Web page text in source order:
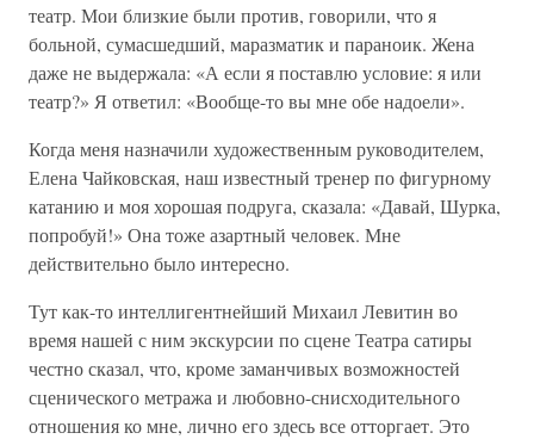
театр. Мои близкие были против, говорили, что я
больной, сумасшедший, маразматик и параноик. Жена
даже не выдержала: «А если я поставлю условие: я или
театр?» Я ответил: «Вообще-то вы мне обе надоели».
Когда меня назначили художественным руководителем,
Елена Чайковская, наш известный тренер по фигурному
катанию и моя хорошая подруга, сказала: «Давай, Шурка,
попробуй!» Она тоже азартный человек. Мне
действительно было интересно.
Тут как-то интеллигентнейший Михаил Левитин во
время нашей с ним экскурсии по сцене Театра сатиры
честно сказал, что, кроме заманчивых возможностей
сценического метража и любовно-снисходительного
отношения ко мне, лично его здесь все отторгает. Это